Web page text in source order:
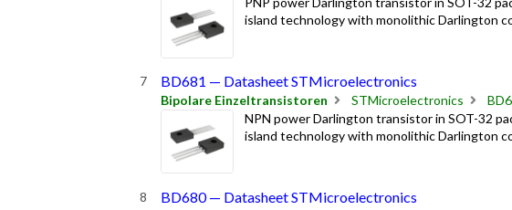
island technology with monolithic Darlington
BD681 — Datasheet STMicroelectronics
Bipolare Einzeltransistoren STMicroelectronics
NPN power Darlington transistor in SOT-32
island technology with monolithic Darlington
BD680 — Datasheet STMicroelectronics